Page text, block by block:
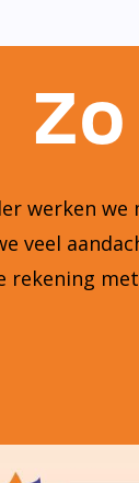
werken we
veel
rekening